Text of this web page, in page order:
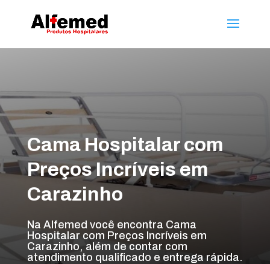
Cama Hospitalar com
Preços Incríveis em
Carazinho
Na Alfemed você encontra Cama
Hospitalar com Preços Incríveis em
Carazinho, além de contar com
atendimento qualificado e entrega rápida.